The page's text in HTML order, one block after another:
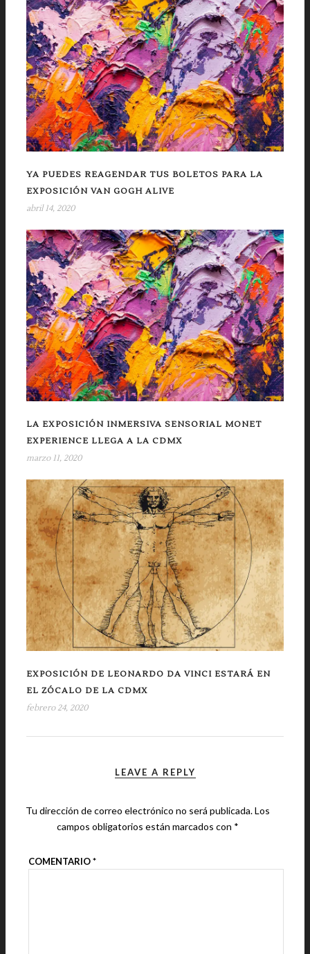
YA PUEDES REAGENDAR TUS BOLETOS PARA LA
EXPOSICIÓN VAN GOGH ALIVE
abril 14, 2020
LA EXPOSICIÓN INMERSIVA SENSORIAL MONET
EXPERIENCE LLEGA A LA CDMX
marzo 11, 2020
EXPOSICIÓN DE LEONARDO DA VINCI ESTARÁ EN
EL ZÓCALO DE LA CDMX
febrero 24, 2020
LEAVE A REPLY
Tu dirección de correo electrónico no será publicada.Los
campos obligatorios están marcados con *
COMENTARIO*